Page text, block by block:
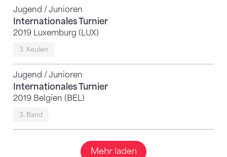
Jugend / Junioren
Internationales Turnier
2019 Luxemburg (LUX)
3. Keulen
Jugend / Junioren
Internationales Turnier
2019 Belgien (BEL)
3. Band
Mehr laden